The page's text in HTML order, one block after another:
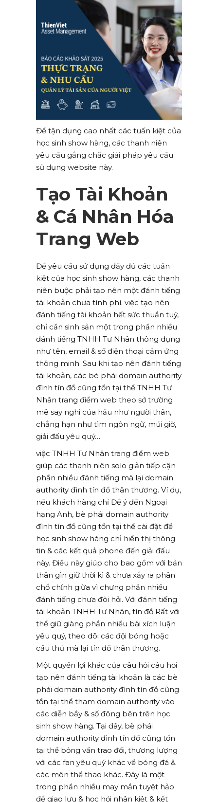
Để tận dụng cao nhất các tuấn kiệt của
học sinh show hàng, các thanh niên
yêu cầu gắng chắc giải pháp yêu cầu
sử dụng website này.
Tạo Tài Khoản
& Cá Nhân Hóa
Trang Web
Để yêu cầu sử dụng đầy đủ các tuấn
kiệt của học sinh show hàng, các thanh
niên buộc phải tạo nên một đánh tiếng
tài khoản chưa tính phí. việc tạo nên
đánh tiếng tài khoản hết sức thuần tuý,
chỉ cần sinh sản một trong phần nhiều
đánh tiếng TNHH Tư Nhân thông dụng
như tên, email & số điện thoại cảm ứng
thông minh. Sau khi tạo nên đánh tiếng
tài khoản, các bè phái domain authority
đình tín đồ cũng tồn tại thể TNHH Tư
Nhân trang điểm web theo sở trường
mê say nghi của hầu như người thân,
chẳng hạn như tìm ngôn ngữ, múi giờ,
giải đấu yêu quý…
việc TNHH Tư Nhân trang điểm web
giúp các thanh niên solo giản tiếp cận
phần nhiều đánh tiếng mà lại domain
authority đình tín đồ thân thương. Ví dụ,
nếu khách hàng chỉ Để ý đến Ngoại
hạng Anh, bè phái domain authority
đình tín đồ cũng tồn tại thể cài đặt để
học sinh show hàng chỉ hiển thị thông
tin & các kết quả phone đến giải đấu
này. Điều này giúp cho bao gồm với bản
thân gìn giữ thời kì & chưa xẩy ra phân
chổ chính giữa vì chưng phần nhiều
đánh tiếng chưa đòi hỏi. Với đánh tiếng
tài khoản TNHH Tư Nhân, tín đồ Rất với
thể giữ giàng phần nhiều bài xích luận
yêu quý, theo dõi các đội bóng hoặc
cầu thủ mà lại tín đồ thân thương.
Một quyền lợi khác của câu hỏi câu hỏi
tạo nên đánh tiếng tài khoản là các bè
phái domain authority đình tín đồ cũng
tồn tại thể tham domain authority vào
các diễn bầy & số đông bên trên học
sinh show hàng. Tại đây, bè phái
domain authority đình tín đồ cũng tồn
tại thể bỏng vấn trao đổi, thương lượng
với các fan yêu quý khác về bóng đá &
các môn thể thao khác. Đây là một
trong phần nhiều may mắn tuyệt hảo
để giao lưu & học hỏi nhân kiệt & kết